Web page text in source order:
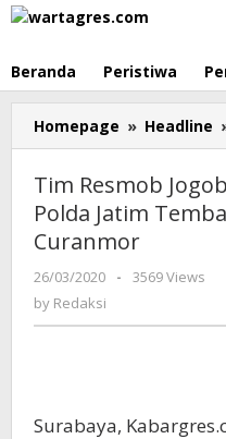
Skip
Beranda Peristiwa
Homepage » Headline
Tim Resmob
Polda Jatim
Curanmor
26/03/2020
by
-
3569 Views
by Redaksi
Surabaya,